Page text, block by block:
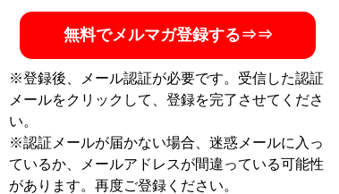
無料でメルマガ登録する⇒⇒
※登録後、メール認証が必要です。受信した認証
メールをクリックして、登録を完了させてくださ
い。
※認証メールが届かない場合、迷惑メールに入っ
ているか、メールアドレスが間違っている可能性
があります。再度ご登録ください。